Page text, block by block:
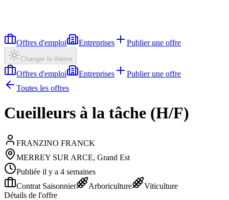
Offres d'emploi Entreprises Publier une offre
Changer le thème
Offres d'emploi Entreprises
Publier une offre
Toutes les offres
Cueilleurs à la tâche (H/F)
FRANZINO FRANCK
MERREY SUR ARCE, Grand Est
Publiée il y a 4 semaines
Contrat Saisonnier
Arboriculture
Viticulture
Détails de l'offre